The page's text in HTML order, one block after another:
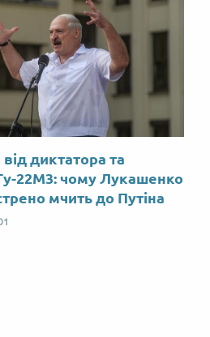
диктатора та
22М3: чому Лукашенко
мчить до Путіна